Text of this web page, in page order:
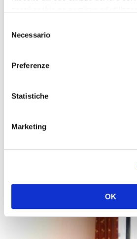
delNecessario
Preferenze
Statistiche
Marketing
OK